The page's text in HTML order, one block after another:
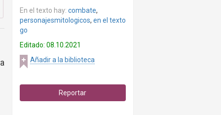
En el texto hay: combate,
personajesmitologicos, en el texto
go
Editado: 08.10.2021
Añadir a la biblioteca
Reportar